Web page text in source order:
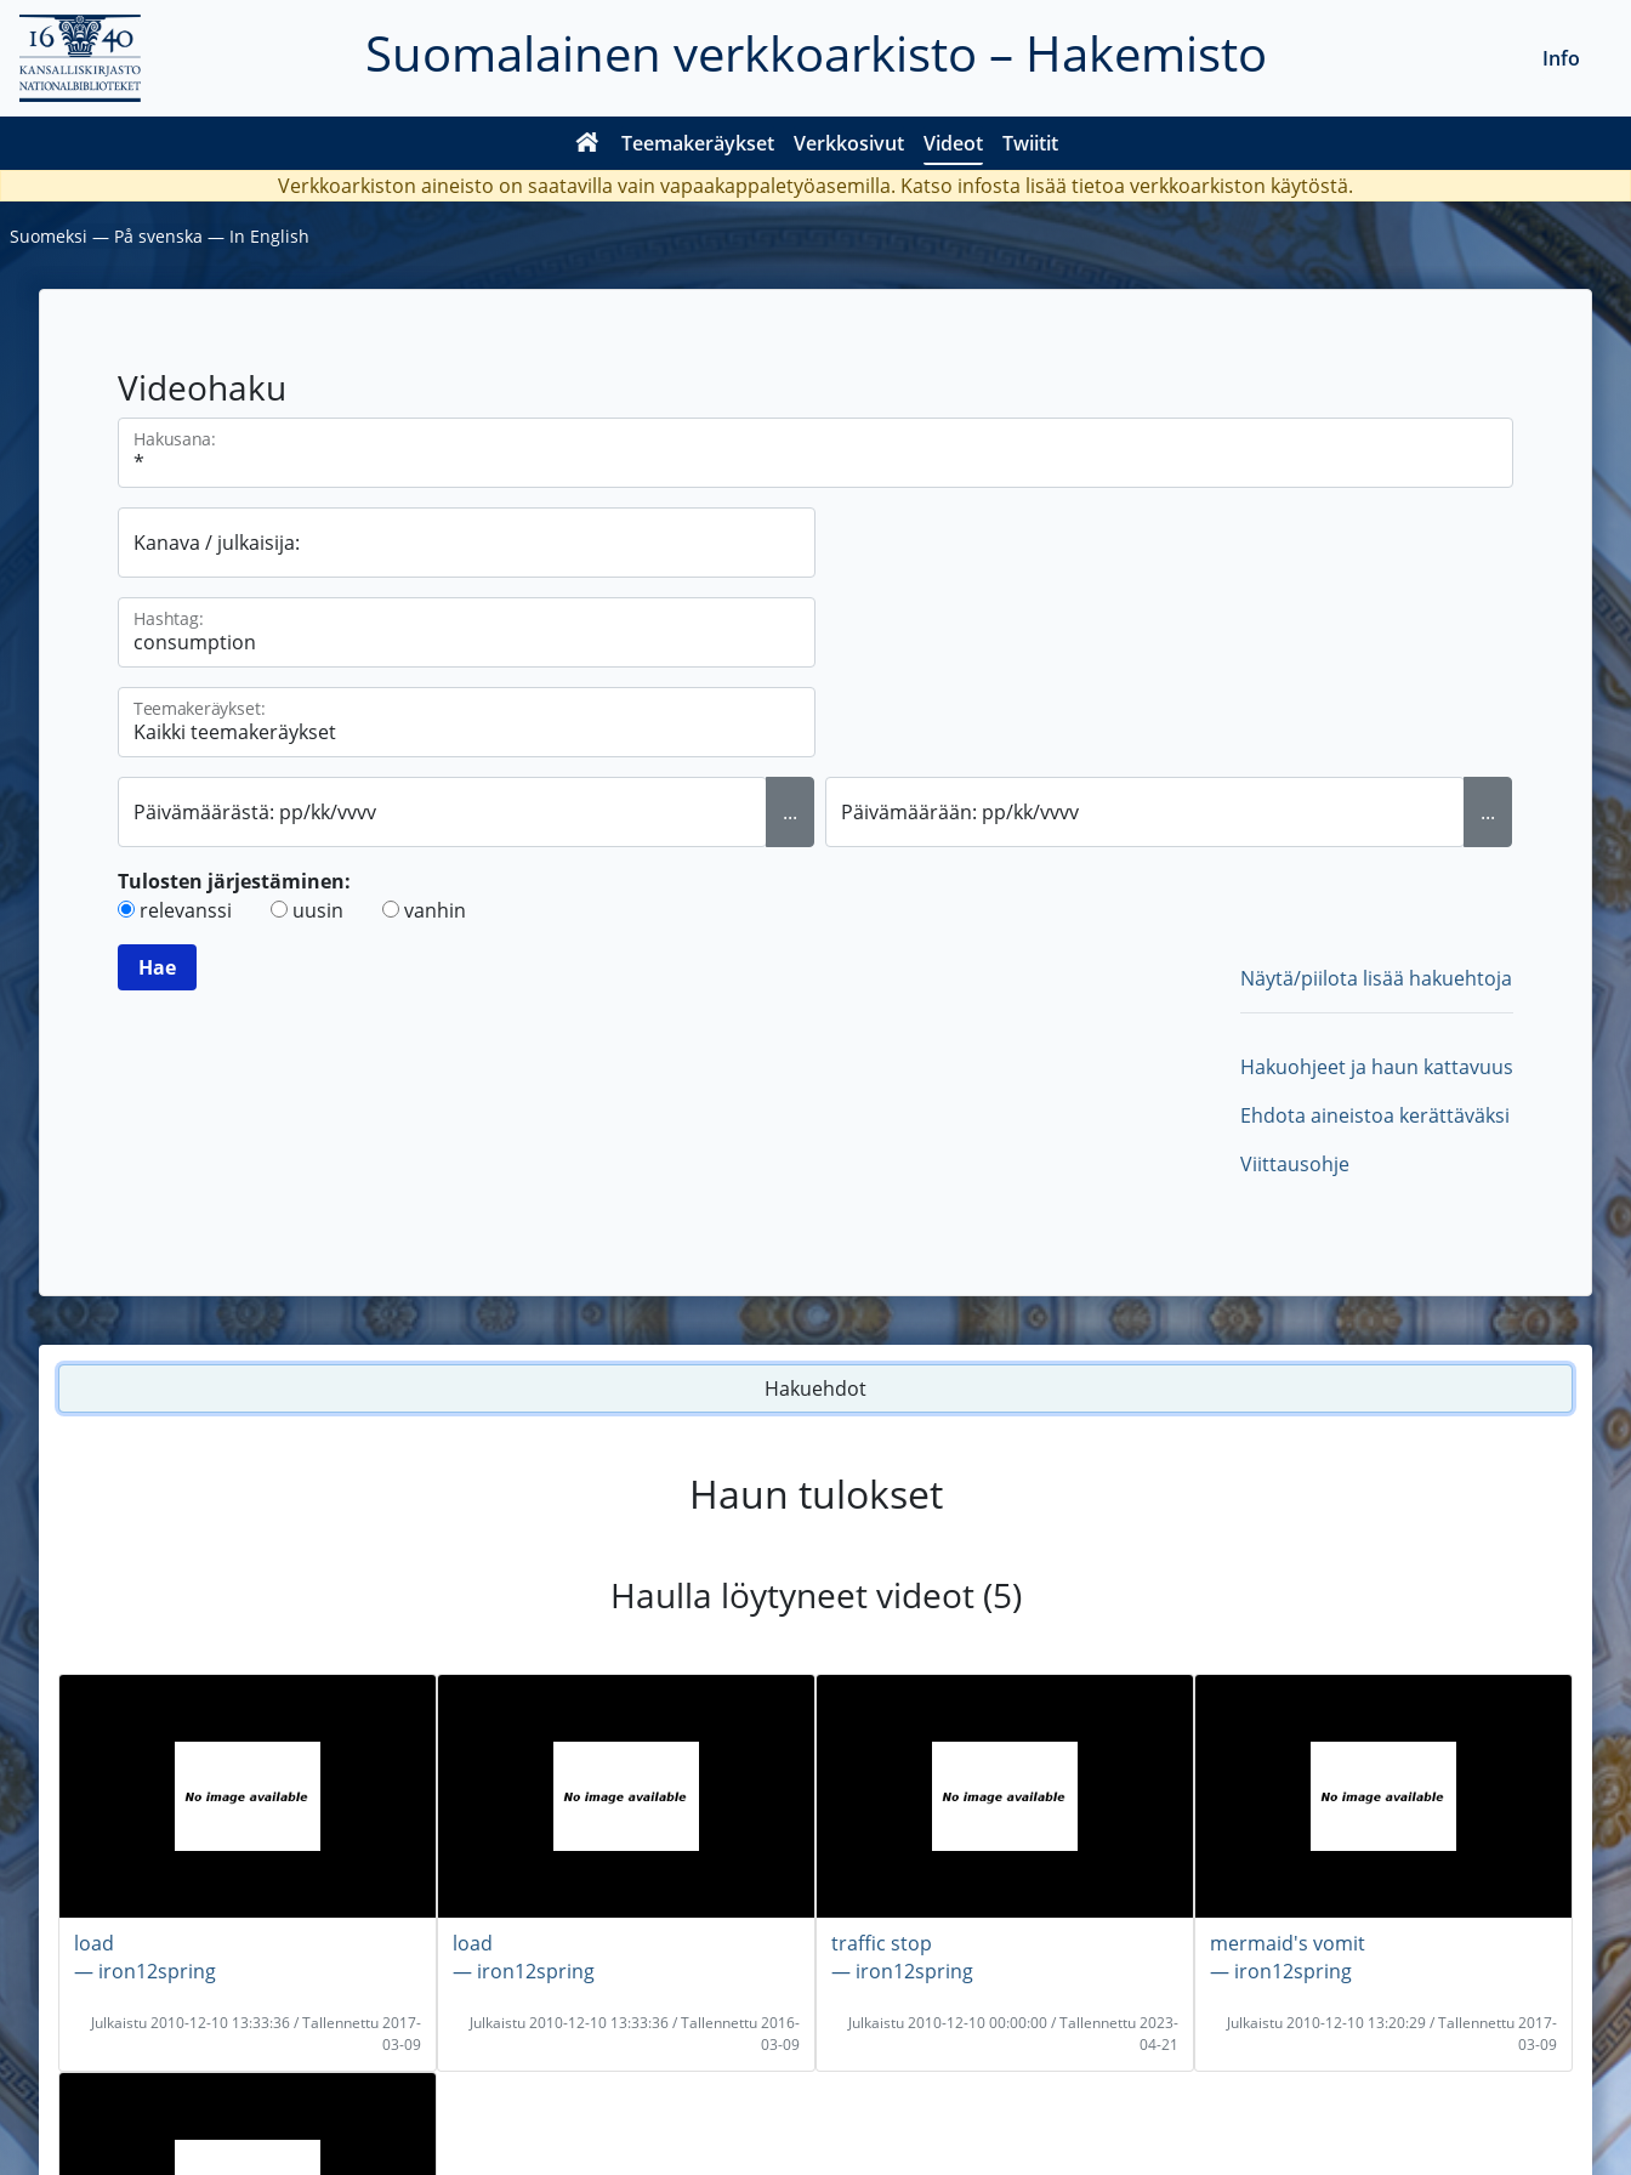
Suomalainen verkkoarkisto – Hakemisto
Teemakeräykset Verkkosivut Videot Twiitit
Info
Verkkoarkiston aineisto on saatavilla vain vapaakappaletyöasemilla. Katso infosta lisää tietoa verkkoarkiston käytöstä.
Suomeksi ― På svenska ― In English
Videohaku
Hakusana:
Kanava / julkaisija:
Hashtag:
Teemakeräykset:
Päivämäärästä: pp/kk/vvvv ... Päivämäärään: pp/kk/vvvv ...
Tulosten järjestäminen:
relevanssi
uusin vanhin
Näytä/piilota lisää hakuehtoja
Hakuohjeet ja haun kattavuus
Ehdota aineistoa kerättäväksi
Viittausohje
Hakuehdot
Haun tulokset
Haulla löytyneet videot (5)
load
― iron12spring
Julkaistu 2010-12-10 13:33:36 / Tallennettu 2017-
03-09
load
― iron12spring
Julkaistu 2010-12-10 13:33:36 / Tallennettu 2016-
03-09
traffic stop
― iron12spring
Julkaistu 2010-12-10 00:00:00 / Tallennettu 2023-
04-21
mermaid's vomit
― iron12spring
Julkaistu 2010-12-10 13:20:29 / Tallennettu 2017-
03-09